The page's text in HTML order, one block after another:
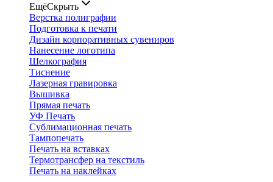
ЕщёСкрыть
Верстка полиграфии
Подготовка к печати
Дизайн корпоративных сувениров
Нанесение логотипа
Шелкография
Тиснение
Лазерная гравировка
Вышивка
Прямая печать
УФ Печать
Сублимационная печать
Тампопечать
Печать на вставках
Термотрансфер на текстиль
Печать на наклейках